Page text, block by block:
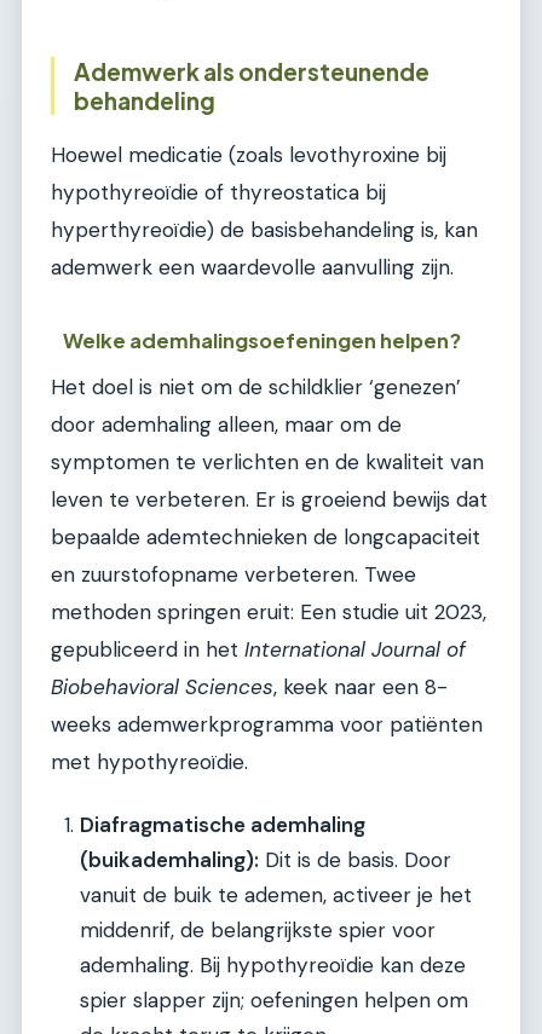
Ademwerk als ondersteunende
behandeling
Hoewel medicatie (zoals levothyroxine bij
hypothyreoïdie of thyreostatica bij
hyperthyreoïdie) de basisbehandeling is, kan
ademwerk een waardevolle aanvulling zijn.
Welke ademhalingsoefeningen helpen?
Het doel is niet om de schildklier ‘genezen’
door ademhaling alleen, maar om de
symptomen te verlichten en de kwaliteit van
leven te verbeteren. Er is groeiend bewijs dat
bepaalde ademtechnieken de longcapaciteit
en zuurstofopname verbeteren. Twee
methoden springen eruit: Een studie uit 2023,
gepubliceerd in het International Journal of
Biobehavioral Sciences, keek naar een 8-
weeks ademwerkprogramma voor patiënten
met hypothyreoïdie.
Diafragmatische ademhaling
(buikademhaling): Dit is de basis. Door
vanuit de buik te ademen, activeer je het
middenrif, de belangrijkste spier voor
ademhaling. Bij hypothyreoïdie kan deze
spier slapper zijn; oefeningen helpen om